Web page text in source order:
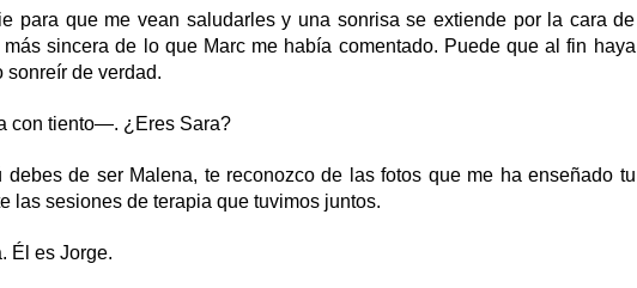
para que me vean saludarles y una sonrisa se extiende por la cara de
sincera de lo que Marc me había comentado. Puede que al fin haya
sonreír de verdad.
tiento—. ¿Eres Sara?
de ser Malena, te reconozco de las fotos que me ha enseñado tu
las sesiones de terapia que tuvimos juntos.
Él es Jorge.